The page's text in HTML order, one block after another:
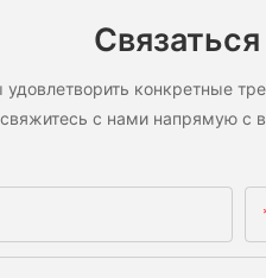
конкретные
свяжитесь с нами напрямую с